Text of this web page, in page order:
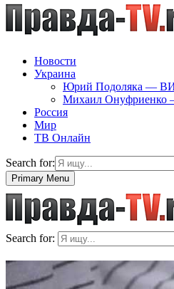
Новости
Украина
Юрий Подоляка —
Михаил Онуфриенко
Россия
Мир
ТВ Онлайн
Search for:
Primary Menu
Search for: